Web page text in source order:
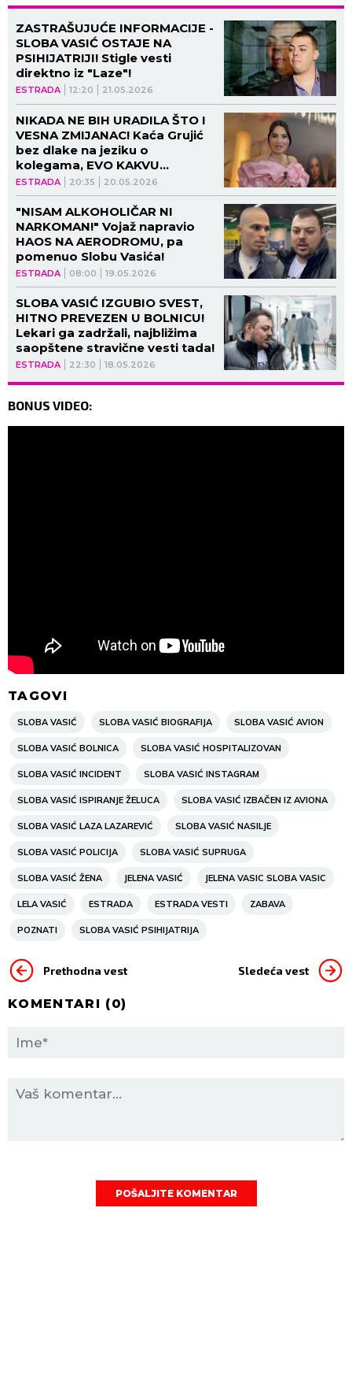
ESTRADA 12:20 21.05.2026
ZASTRAŠUJUĆE INFORMACIJE -
SLOBA VASIĆ OSTAJE NA
PSIHIJATRIJI! Stigle vesti
direktno iz "Laze"!
ESTRADA 20:35 20.05.2026
NIKADA NE BIH URADILA ŠTO I
VESNA ZMIJANAC! Kaća Grujić
bez dlake na jeziku o
kolegama, EVO KAKVU
PORUKU je poslala ženi Slobe
Vasića! (VIDEO, GALERIJA)
ESTRADA 08:00 19.05.2026
"NISAM ALKOHOLIČAR NI
NARKOMAN!" Vojaž napravio
HAOS NA AERODROMU, pa
pomenuo Slobu Vasića!
ESTRADA 22:30 18.05.2026
SLOBA VASIĆ IZGUBIO SVEST,
HITNO PREVEZEN U BOLNICU!
Lekari ga zadržali, najbližima
saopštene stravične vesti tada!
BONUS VIDEO:
TAGOVI
SLOBA VASIĆ SLOBA VASIĆ BIOGRAFIJA SLOBA VASIĆ AVION
SLOBA VASIĆ BOLNICA SLOBA VASIĆ HOSPITALIZOVAN
SLOBA VASIĆ INCIDENT SLOBA VASIĆ INSTAGRAM
SLOBA VASIĆ ISPIRANJE ŽELUCA SLOBA VASIĆ IZBAČEN IZ AVIONA
SLOBA VASIĆ LAZA LAZAREVIĆ SLOBA VASIĆ NASILJE
SLOBA VASIĆ POLICIJA SLOBA VASIĆ SUPRUGA
SLOBA VASIĆ ŽENA JELENA VASIĆ JELENA VASIC SLOBA VASIC
LELA VASIĆ ESTRADA ESTRADA VESTI ZABAVA
POZNATI SLOBA VASIĆ PSIHIJATRIJA
Prethodna vest Sledeća vest
KOMENTARI (0)
POŠALJITE KOMENTAR